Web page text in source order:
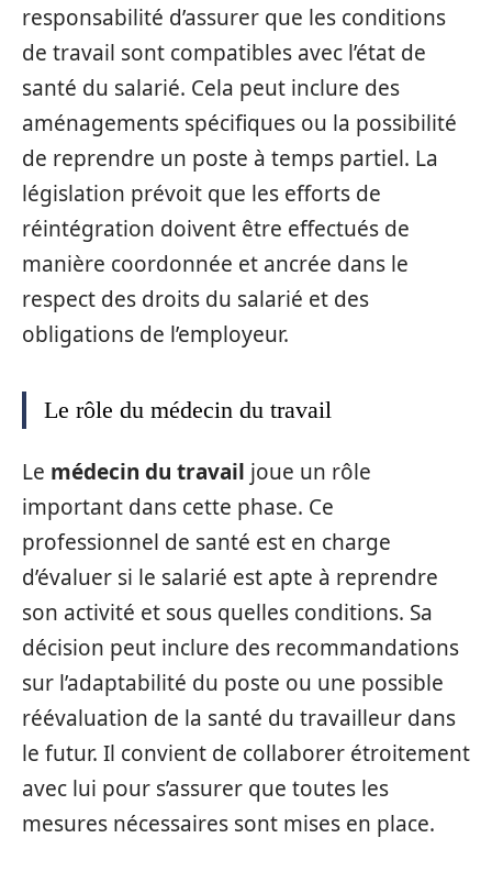
responsabilité d’assurer que les conditions
de travail sont compatibles avec l’état de
santé du salarié. Cela peut inclure des
aménagements spécifiques ou la possibilité
de reprendre un poste à temps partiel. La
législation prévoit que les efforts de
réintégration doivent être effectués de
manière coordonnée et ancrée dans le
respect des droits du salarié et des
obligations de l’employeur.
Le rôle du médecin du travail
Le médecin du travail joue un rôle
important dans cette phase. Ce
professionnel de santé est en charge
d’évaluer si le salarié est apte à reprendre
son activité et sous quelles conditions. Sa
décision peut inclure des recommandations
sur l’adaptabilité du poste ou une possible
réévaluation de la santé du travailleur dans
le futur. Il convient de collaborer étroitement
avec lui pour s’assurer que toutes les
mesures nécessaires sont mises en place.